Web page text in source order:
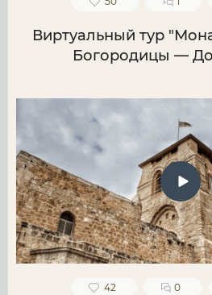
Виртуальный тур
Богородицы —
42 0